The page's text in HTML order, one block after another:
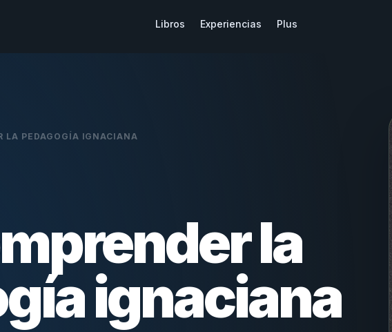
Libros Experiencias Plus
LA PEDAGOGÍA IGNACIANA
la
ignaciana